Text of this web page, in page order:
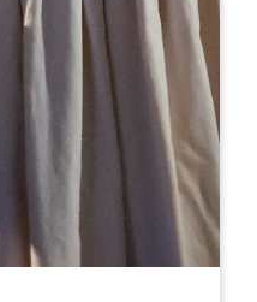
di vino di Saint-
Emilion si trova
di Saint-Emilion qui
il porto di Vignonet
della bassa valle della
o scaricate c'erano
pietra da Saint-Émilion è